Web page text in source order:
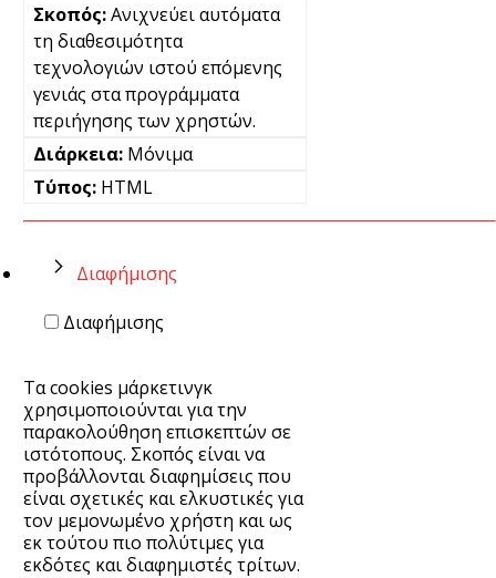
Ανιχνεύει αυτόματα
τη διαθεσιμότητα
τεχνολογιών ιστού επόμενης
γενιάς στα προγράμματα
περιήγησης των χρηστών.
Μόνιμα
HTML
Διαφήμισης
Διαφήμισης
Τα cookies μάρκετινγκ
χρησιμοποιούνται για την
παρακολούθηση επισκεπτών σε
ιστότοπους. Σκοπός είναι να
προβάλλονται διαφημίσεις που
είναι σχετικές και ελκυστικές για
τον μεμονωμένο χρήστη και ως
εκ τούτου πιο πολύτιμες για
εκδότες και διαφημιστές τρίτων.